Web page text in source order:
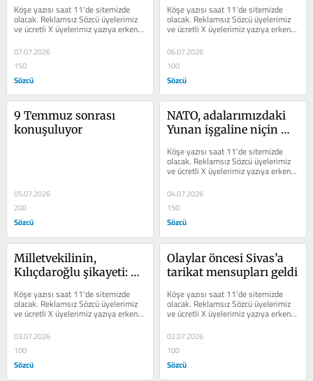
Köşe yazısı saat 11'de sitemizde
olacak. Reklamsız Sözcü üyelerimiz
ve ücretli X üyelerimiz yazıya erken
erişim sağlayabilir.
07.07.2026
150
Sözcü
Köşe yazısı saat 11'de sitemizde
olacak. Reklamsız Sözcü üyelerimiz
ve ücretli X üyelerimiz yazıya erken
erişim sağlayabilir.
06.07.2026
100
Sözcü
9 Temmuz sonrası
konuşuluyor
05.07.2026
200
Sözcü
NATO, adalarımızdaki
Yunan işgaline niçin
Köşe yazısı saat 11'de sitemizde
olacak. Reklamsız Sözcü üyelerimiz
ve ücretli X üyelerimiz yazıya erken
erişim sağlayabilir.
04.07.2026
150
Sözcü
Milletvekilinin,
Kılıçdaroğlu şikayeti:
eylemcisi” başkan
Köşe yazısı saat 11'de sitemizde
olacak. Reklamsız Sözcü üyelerimiz
ve ücretli X üyelerimiz yazıya erken
erişim sağlayabilir.
03.07.2026
100
Sözcü
Olaylar öncesi Sivas’a
tarikat mensupları geldi
Köşe yazısı saat 11'de sitemizde
olacak. Reklamsız Sözcü üyelerimiz
ve ücretli X üyelerimiz yazıya erken
erişim sağlayabilir.
02.07.2026
100
Sözcü